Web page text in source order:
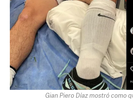
Gian Piero Díaz mostró como